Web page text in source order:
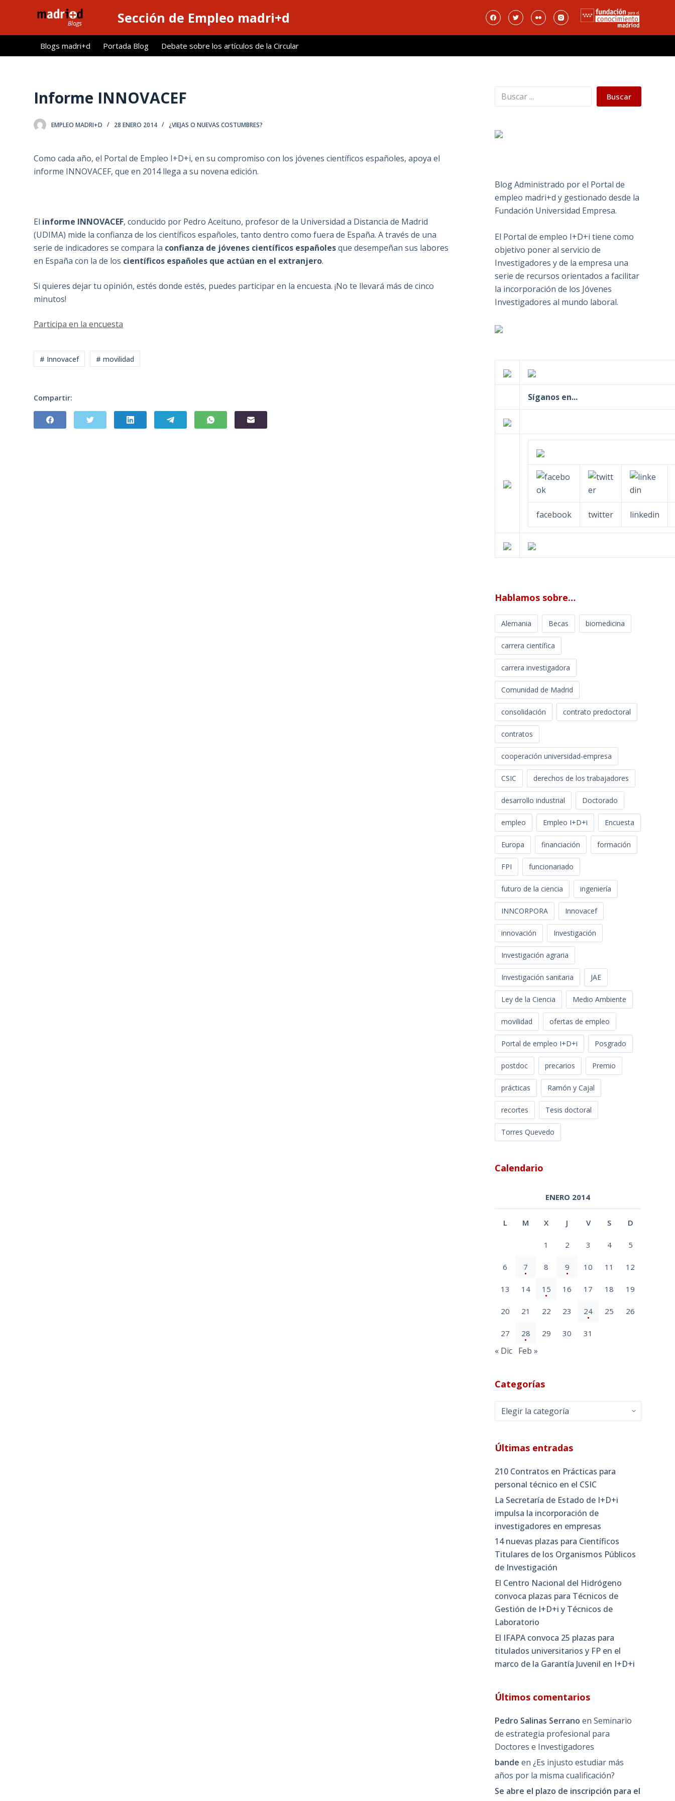
l
Sección de Empleo madri+d
Blogs madri+d Portada Blog Debate sobre los artículos de la Circular
Informe INNOVACEF
EMPLEO MADRI+D 28 ENERO 2014 ¿VIEJAS O NUEVAS COSTUMBRES?
Como cada año, el Portal de Empleo I+D+i, en su compromiso con los jóvenes científicos españoles, apoya el
informe INNOVACEF, que en 2014 llega a su novena edición.
El informe INNOVACEF, conducido por Pedro Aceituno, profesor de la Universidad a Distancia de Madrid
(UDIMA) mide la confianza de los científicos españoles, tanto dentro como fuera de España. A través de una
serie de indicadores se compara la confianza de jóvenes científicos españolesque desempeñan sus labores
en España con la de los científicos españoles que actúan en el extranjero.
Si quieres dejar tu opinión, estés donde estés, puedes participar en la encuesta. ¡No te llevará más de cinco
minutos!
Participa en la encuesta
# Innovacef # movilidad
Compartir:
Buscar Buscar
Blog Administrado por el Portal de
empleo madri+d y gestionado desde la
Fundación Universidad Empresa.
El Portal de empleo I+D+i tiene como
objetivo poner al servicio de
Investigadores y de la empresa una
serie de recursos orientados a facilitar
la incorporación de los Jóvenes
Investigadores al mundo laboral.
Síganos en...
facebook twitter linkedin
Hablamos sobre…
Alemania Becas biomedicina
carrera científica
carrera investigadora
Comunidad de Madrid
consolidación contrato predoctoral
contratos
cooperación universidad-empresa
CSIC derechos de los trabajadores
desarrollo industrial Doctorado
empleo Empleo I+D+i Encuesta
Europa financiación formación
FPI funcionariado
futuro de la ciencia ingeniería
INNCORPORA Innovacef
innovación Investigación
Investigación agraria
Investigación sanitaria JAE
Ley de la Ciencia Medio Ambiente
movilidad ofertas de empleo
Portal de empleo I+D+i Posgrado
postdoc precarios Premio
prácticas Ramón y Cajal
recortes Tesis doctoral
Torres Quevedo
Calendario
ENERO 2014
L M X J V S D
1 2 3 4 5
6 7 8 9 10 11 12
13 14 15 16 17 18 19
20 21 22 23 24 25 26
27 28 29 30 31
« Dic Feb »
Categorías
Categorías
Últimas entradas
210 Contratos en Prácticas para
personal técnico en el CSIC
La Secretaría de Estado de I+D+i
impulsa la incorporación de
investigadores en empresas
14 nuevas plazas para Científicos
Titulares de los Organismos Públicos
de Investigación
El Centro Nacional del Hidrógeno
convoca plazas para Técnicos de
Gestión de I+D+i y Técnicos de
Laboratorio
El IFAPA convoca 25 plazas para
titulados universitarios y FP en el
marco de la Garantía Juvenil en I+D+i
Últimos comentarios
Pedro Salinas Serrano enSeminario
de estrategia profesional para
Doctores e Investigadores
bande en¿Es injusto estudiar más
años por la misma cualificación?
Se abre el plazo de inscripción para el